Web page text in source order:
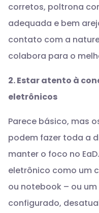
corretos, poltrona
adequada e bem
contato com a
colabora para o
2. Estar atento à
eletrônicos
Parece básico, mas
podem fazer toda a
manter o foco no
eletrônico como um
ou notebook – ou
configurado,